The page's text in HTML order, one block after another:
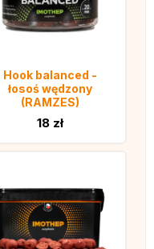
Hook balanced -
łosoś wędzony
(RAMZES)
18 zł